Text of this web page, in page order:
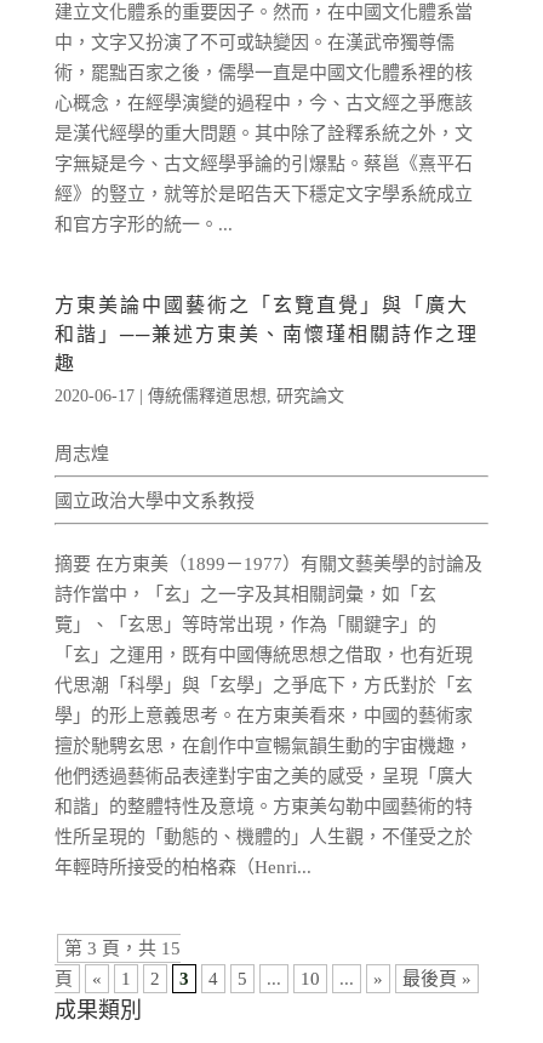
建立文化體系的重要因子。然而，在中國文化體系當
中，文字又扮演了不可或缺變因。在漢武帝獨尊儒
術，罷黜百家之後，儒學一直是中國文化體系裡的核
心概念，在經學演變的過程中，今、古文經之爭應該
是漢代經學的重大問題。其中除了詮釋系統之外，文
字無疑是今、古文經學爭論的引爆點。蔡邕《熹平石
經》的豎立，就等於是昭告天下穩定文字學系統成立
和官方字形的統一。...
方東美論中國藝術之「玄覽直覺」與「廣大
和諧」──兼述方東美、南懷瑾相關詩作之理
趣
2020-06-17| 傳統儒釋道思想 研究論文
周志煌
國立政治大學中文系教授
摘要 在方東美（1899－1977）有關文藝美學的討論及
詩作當中，「玄」之一字及其相關詞彙，如「玄
覽」、「玄思」等時常出現，作為「關鍵字」的
「玄」之運用，既有中國傳統思想之借取，也有近現
代思潮「科學」與「玄學」之爭底下，方氏對於「玄
學」的形上意義思考。在方東美看來，中國的藝術家
擅於馳騁玄思，在創作中宣暢氣韻生動的宇宙機趣，
他們透過藝術品表達對宇宙之美的感受，呈現「廣大
和諧」的整體特性及意境。方東美勾勒中國藝術的特
性所呈現的「動態的、機體的」人生觀，不僅受之於
年輕時所接受的柏格森（Henri...
第 3 頁，共 15
頁
« 1 2 3 4 5 ... 10 ... » 最後頁 »
成果類別